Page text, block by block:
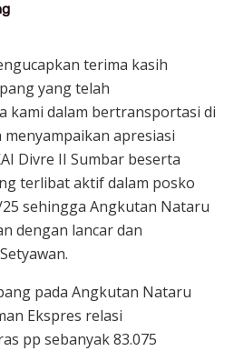
terima kasih
yang telah
kami dalam bertransportasi di
menyampaikan apresiasi
Divre II Sumbar beserta
terlibat aktif dalam posko
sehingga Angkutan Nataru
dengan lancar dan
pada Angkutan Nataru
Ekspres relasi
pp sebanyak 83.075